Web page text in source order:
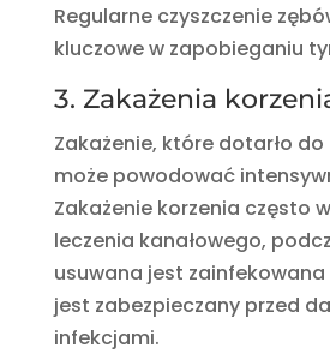
Regularne czyszczenie
kluczowe w zapobieganiu
3. Zakażenia
Zakażenie, które dotarło
może powodować
Zakażenie korzenia często
leczenia kanałowego,
usuwana jest
jest zabezpieczany przed
infekcjami.